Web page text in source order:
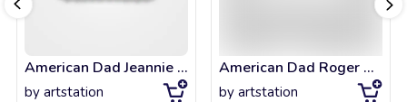
American Dad Jeannie Gold
by artstation
American Dad Roger Myaah
by artstation